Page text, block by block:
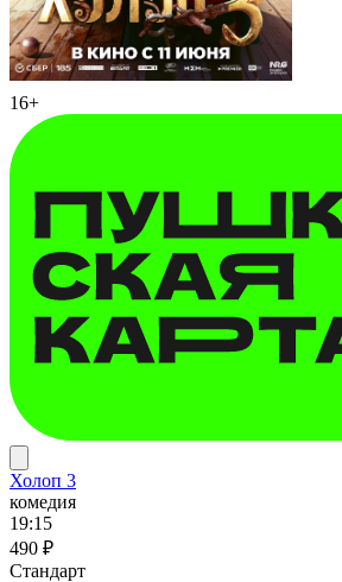
16+
Холоп 3
комедия
19:15
490 ₽
Стандарт